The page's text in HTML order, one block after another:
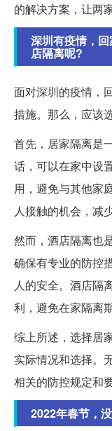
的解决方案，让两
深圳有疫情，
店隔离呢?
面对深圳的疫情，
措施。那么，应该
首先，居家隔离是
话，可以在家中设
用，避免与其他家
人接触的机会，减
然而，酒店隔离也
确保有专业的防控
人的安全。酒店隔
利，避免在家隔离
综上所述，选择居
实际情况和选择。
相关的防控规定和
2022年春节，